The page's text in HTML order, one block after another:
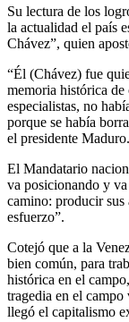
Su lectura de los
la actualidad el país
Chávez”, quien
“Él (Chávez) fue
memoria histórica de
especialistas, no
porque se había
el presidente Maduro.
El Mandatario
va posicionando y
camino: producir
esfuerzo”.
Cotejó que a la
bien común, para
histórica en el
tragedia en el
llegó el capitalismo